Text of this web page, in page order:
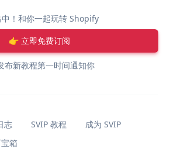
！和你一起玩转 Shopify
👉 立即免费订阅
布新教程第一时间通知你
志 SVIP 教程
成为 SVIP
箱